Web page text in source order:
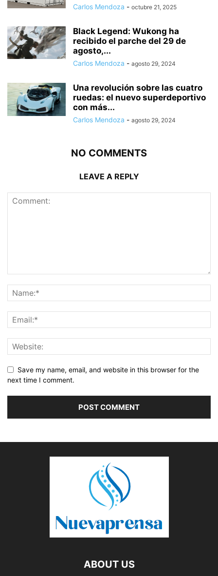
Carlos Mendoza - octubre 21, 2025
Black Legend: Wukong ha
recibido el parche del 29 de
agosto,...
Carlos Mendoza - agosto 29, 2024
Una revolución sobre las cuatro
ruedas: el nuevo superdeportivo
con más...
Carlos Mendoza - agosto 29, 2024
NO COMMENTS
LEAVE A REPLY
Save my name, email, and website in this browser for the
next time I comment.
ABOUT US